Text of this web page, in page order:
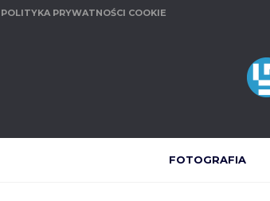
POLITYKA PRYWATNOŚCI COOKIE
FOTOGRAFIA